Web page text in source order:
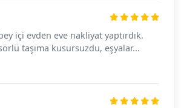
içi evden eve nakliyat yaptırdık.
taşıma kusursuzdu, eşyalar...